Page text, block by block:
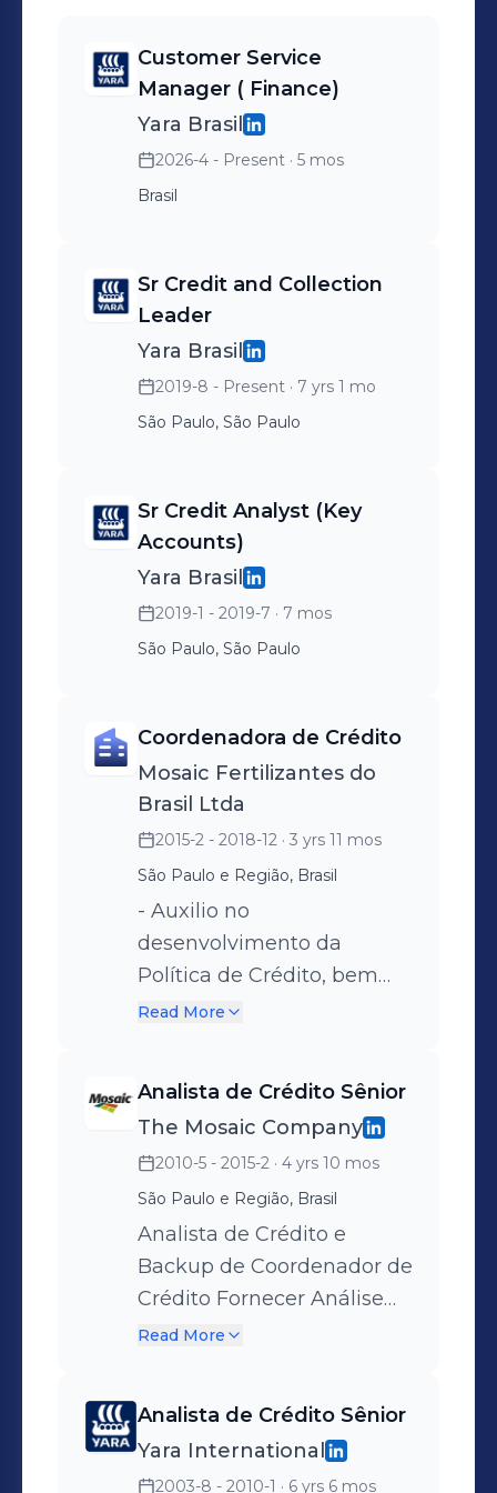
Customer Service
Manager ( Finance)
Yara Brasil
2026-4 - Present · 5 mos
Brasil
Sr Credit and Collection
Leader
Yara Brasil
2019-8 - Present · 7 yrs 1 mo
São Paulo, São Paulo
Sr Credit Analyst (Key
Accounts)
Yara Brasil
2019-1 - 2019-7 · 7 mos
São Paulo, São Paulo
Coordenadora de Crédito
Mosaic Fertilizantes do
Brasil Ltda
2015-2 - 2018-12 · 3 yrs 11 mos
São Paulo e Região, Brasil
- Auxilio no
desenvolvimento da
Política de Crédito, bem
como fazer cumprir as
estabelecidos. - Atuo no
desenvolvimento de
metodologias para gestão
de crédito e contas a
receber de clientes e
fornecedores, visando a
proteção desses ativos e a
viabilidade da atividade
estabelecidos na Apólice
de Seguro sejam
Read More
Analista de Crédito Sênior
The Mosaic Company
2010-5 - 2015-2 · 4 yrs 10 mos
São Paulo e Região, Brasil
Analista de Crédito e
Backup de Coordenador de
Crédito Fornecer Análise
de Crédito com maior nível
com forte ênfase na
análise avançada das
Read More
Analista de Crédito Sênior
Yara International
2003-8 - 2010-1 · 6 yrs 6 mos